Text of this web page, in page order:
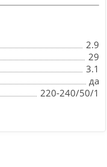
2.9
29
3.1
да
220-240/50/1